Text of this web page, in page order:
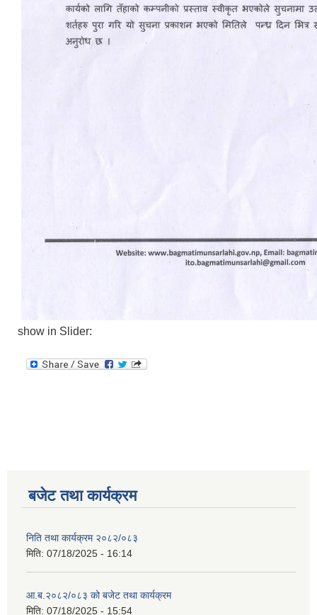
show in Slider:
बजेट तथा कार्यक्रम
निति तथा कार्यक्रम २०८२/०८३
मिति: 07/18/2025 - 16:14
आ.ब.२०८२/०८३ को बजेट तथा कार्यक्रम
मिति: 07/18/2025 - 15:54